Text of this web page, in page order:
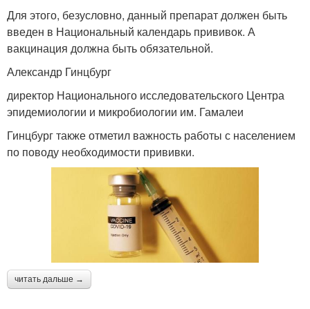
Для этого, безусловно, данный препарат должен быть
введен в Национальный календарь прививок. А
вакцинация должна быть обязательной.
Александр Гинцбург
директор Национального исследовательского Центра
эпидемиологии и микробиологии им. Гамалеи
Гинцбург также отметил важность работы с населением
по поводу необходимости прививки.
читать дальше →